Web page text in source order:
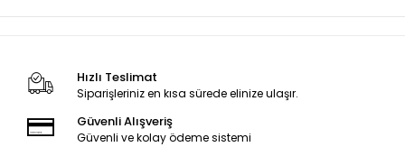
Hızlı Teslimat
Siparişleriniz en kısa sürede elinize ulaşır.
Güvenli Alışveriş
Güvenli ve kolay ödeme sistemi